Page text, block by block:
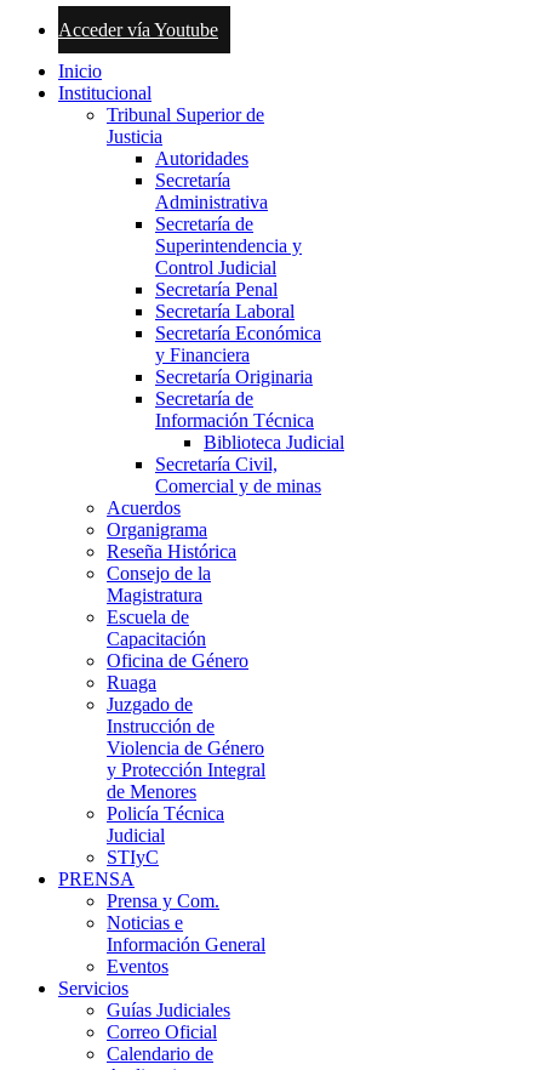
Acceder vía Youtube
Inicio
Institucional
Tribunal Superior de
Justicia
Autoridades
Secretaría
Administrativa
Secretaría de
Superintendencia y
Control Judicial
Secretaría Penal
Secretaría Laboral
Secretaría Económica
y Financiera
Secretaría Originaria
Secretaría de
Información Técnica
Biblioteca Judicial
Secretaría Civil,
Comercial y de minas
Acuerdos
Organigrama
Reseña Histórica
Consejo de la
Magistratura
Escuela de
Capacitación
Oficina de Género
Ruaga
Juzgado de
Instrucción de
Violencia de Género
y Protección Integral
de Menores
Policía Técnica
Judicial
STIyC
PRENSA
Prensa y Com.
Noticias e
Información General
Eventos
Servicios
Guías Judiciales
Correo Oficial
Calendario de